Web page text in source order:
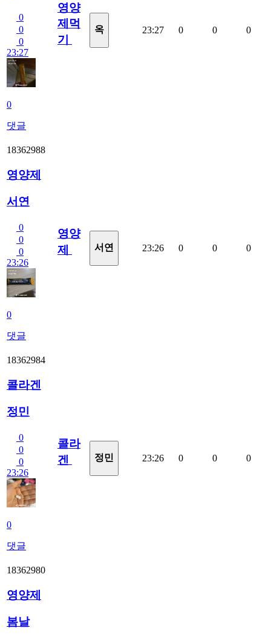
0
0
0
23:27
0
댓글
영양
제먹
기
옥 23:27 0 0 0
18362988
영양제
서연
0
0
0
23:26
0
댓글
영양
제
서연 23:26 0 0 0
18362984
콜라겐
정민
0
0
0
23:26
0
댓글
콜라
겐
정민 23:26 0 0 0
18362980
영양제
봄날